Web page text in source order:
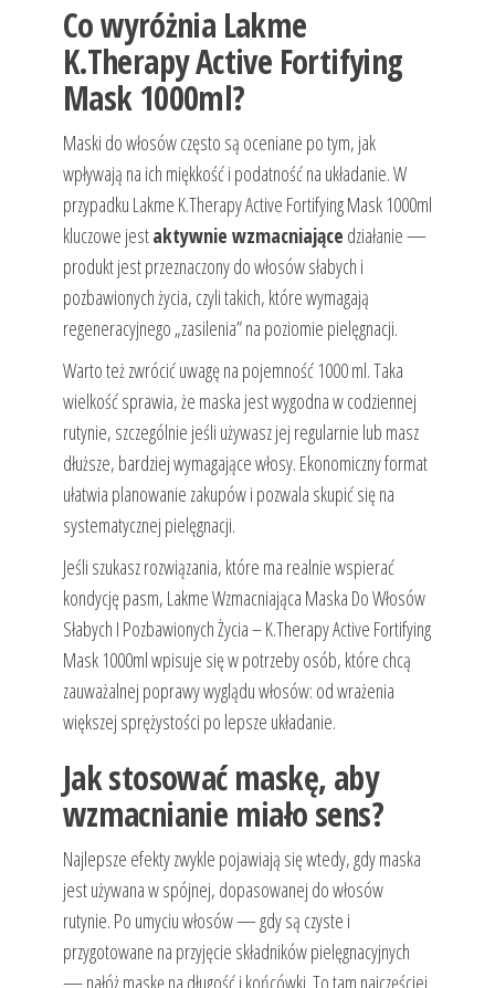
Co wyróżnia Lakme
K.Therapy Active Fortifying
Mask 1000ml?
Maski do włosów często są oceniane po tym, jak
wpływają na ich miękkość i podatność na układanie. W
przypadku Lakme K.Therapy Active Fortifying Mask 1000ml
kluczowe jestaktywnie wzmacniające działanie —
produkt jest przeznaczony do włosów słabych i
pozbawionych życia, czyli takich, które wymagają
regeneracyjnego „zasilenia” na poziomie pielęgnacji.
Warto też zwrócić uwagę na pojemność 1000 ml. Taka
wielkość sprawia, że maska jest wygodna w codziennej
rutynie, szczególnie jeśli używasz jej regularnie lub masz
dłuższe, bardziej wymagające włosy. Ekonomiczny format
ułatwia planowanie zakupów i pozwala skupić się na
systematycznej pielęgnacji.
Jeśli szukasz rozwiązania, które ma realnie wspierać
kondycję pasm, Lakme Wzmacniająca Maska ​​Do Włosów
Słabych I Pozbawionych Życia – K.Therapy Active Fortifying
Mask 1000ml wpisuje się w potrzeby osób, które chcą
zauważalnej poprawy wyglądu włosów: od wrażenia
większej sprężystości po lepsze układanie.
Jak stosować maskę, aby
wzmacnianie miało sens?
Najlepsze efekty zwykle pojawiają się wtedy, gdy maska
jest używana w spójnej, dopasowanej do włosów
rutynie. Po umyciu włosów — gdy są czyste i
przygotowane na przyjęcie składników pielęgnacyjnych
— nałóż maskę na długość i końcówki. To tam najczęściej